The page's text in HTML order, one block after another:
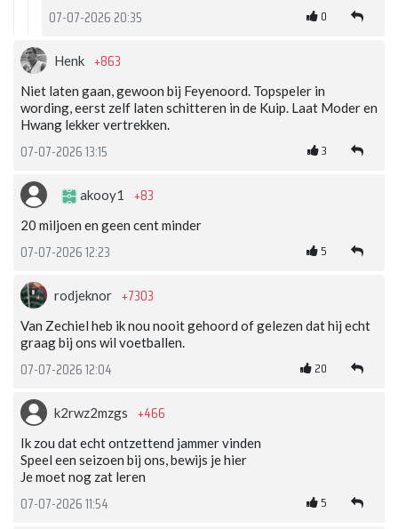
07-07-2026 20:35 0
Henk +863
Niet laten gaan, gewoon bij Feyenoord. Topspeler in
wording, eerst zelf laten schitteren in de Kuip. Laat Moder en
Hwang lekker vertrekken.
07-07-2026 13:15 3
akooy1 +83
20 miljoen en geen cent minder
07-07-2026 12:23 5
rodjeknor +7303
Van Zechiel heb ik nou nooit gehoord of gelezen dat hij echt
graag bij ons wil voetballen.
07-07-2026 12:04 20
k2rwz2mzgs +466
Ik zou dat echt ontzettend jammer vinden
Speel een seizoen bij ons, bewijs je hier
Je moet nog zat leren
07-07-2026 11:54 5